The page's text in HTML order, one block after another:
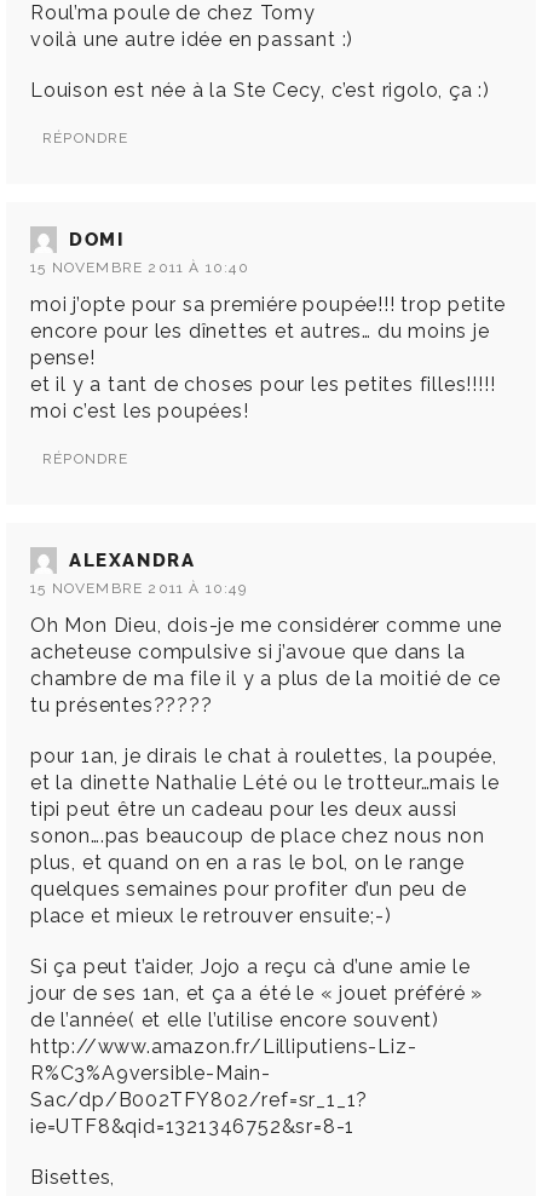
Roul’ma poule de chez Tomy
voilà une autre idée en passant :)
Louison est née à la Ste Cecy, c’est rigolo, ça :)
RÉPONDRE
DOMI
15 NOVEMBRE 2011 À 10:40
moi j’opte pour sa premiére poupée!!! trop petite
encore pour les dînettes et autres… du moins je
pense!
et il y a tant de choses pour les petites filles!!!!!
moi c’est les poupées!
RÉPONDRE
ALEXANDRA
15 NOVEMBRE 2011 À 10:49
Oh Mon Dieu, dois-je me considérer comme une
acheteuse compulsive si j’avoue que dans la
chambre de ma file il y a plus de la moitié de ce
tu présentes?????
pour 1an, je dirais le chat à roulettes, la poupée,
et la dinette Nathalie Lété ou le trotteur…mais le
tipi peut être un cadeau pour les deux aussi
sonon….pas beaucoup de place chez nous non
plus, et quand on en a ras le bol, on le range
quelques semaines pour profiter d’un peu de
place et mieux le retrouver ensuite;-)
Si ça peut t’aider, Jojo a reçu cà d’une amie le
jour de ses 1an, et ça a été le « jouet préféré »
de l’année( et elle l’utilise encore souvent)
http://www.amazon.fr/Lilliputiens-Liz-
R%C3%A9versible-Main-
Sac/dp/B002TFY802/ref=sr_1_1?
ie=UTF8&qid=1321346752&sr=8-1
Bisettes,